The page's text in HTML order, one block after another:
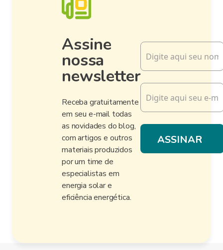
Assine
nossa
newsletter
Receba gratuitamente
em seu e-mail todas
as novidades do blog,
com artigos e outros
materiais produzidos
por um time de
especialistas em
energia solar e
eficiência energética.